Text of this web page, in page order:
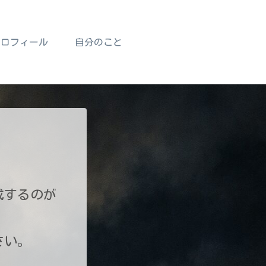
フィール 自分のこと
するのが
。